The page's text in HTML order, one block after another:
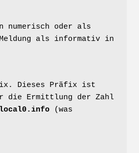
oder als
als informativ in
Dieses Präfix ist
die Ermittlung der Zahl
local0.info (was